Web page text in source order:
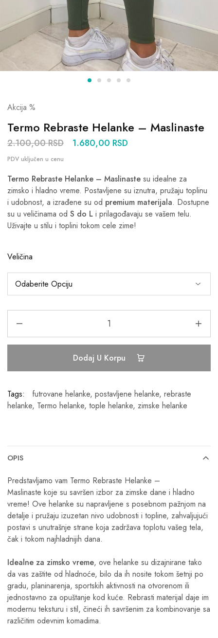
Akcija %
Termo Rebraste Helanke – Maslinaste
2.100,00RSD 1.680,00 RSD
Termo Rebraste Helanke – Maslinaste su idealne za
zimsko i hladno vreme. Postavljene su iznutra, pružaju toplinu
i udobnost, a izrađene su od premium materijala. Dostupne
su u veličinama od S do L i prilagođavaju se vašem telu.
Uživajte u stilu i toplini tokom cele zime!
Veličina
Dodaj U Korpu
Tags: futrovane helanke, postavljene helanke, rebraste
helanke, Termo helanke, tople helanke, zimske helanke
OPIS
Predstavljamo vam Termo Rebraste Helanke –
Maslinaste koje su savršen izbor za zimske dane i hladno
vreme! Ove helanke su napravljene s posebnom pažnjom na
detalje i pružaju izuzetan nivo udobnosti i topline, zahvaljujući
postavi s unutrašnje strane koja zadržava toplotu vašeg tela,
čak i tokom najhladnijih dana.
Idealne za zimsko vreme, ove helanke su dizajnirane tako
da vas zaštite od hladnoće, bilo da ih nosite tokom šetnji po
gradu, planinarenja, sportskih aktivnosti na otvorenom ili
jednostavno za opuštanje kod kuće. Rebrasti materijal daje im
modernu teksturu i stil, čineći ih savršenim za kombinovanje sa
različitim odevnim komadima.